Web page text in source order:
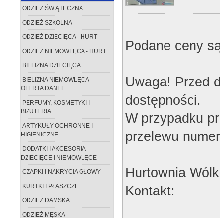
ODZIEŻ ŚWIĄTECZNA
ODZIEŻ SZKOLNA
ODZIEŻ DZIECIĘCA - HURT
ODZIEŻ NIEMOWLĘCA - HURT
BIELIZNA DZIECIĘCA
BIELIZNA NIEMOWLĘCA -
OFERTA DANEL
PERFUMY, KOSMETYKI I
BIŻUTERIA
ARTYKUŁY OCHRONNE I
HIGIENICZNE
DODATKI I AKCESORIA
DZIECIĘCE I NIEMOWLĘCE
CZAPKI I NAKRYCIA GŁOWY
KURTKI I PŁASZCZE
ODZIEŻ DAMSKA
ODZIEŻ MĘSKA
Podane ceny
Uwaga! Przed
dostępności.
W przypadku
przelewu
Hurtownia
Kontakt: